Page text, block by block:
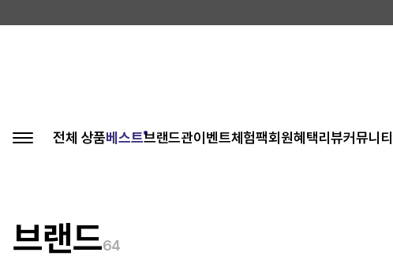
전체 상품베스트브랜드관이벤트체험팩회원혜택리뷰커뮤니티
브랜드64